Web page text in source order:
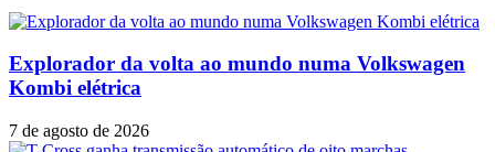
Explorador da volta ao mundo numa Volkswagen
Kombi elétrica
7 de agosto de 2026